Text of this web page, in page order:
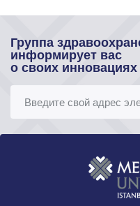
Группа
информирует вас
о своих инновациях